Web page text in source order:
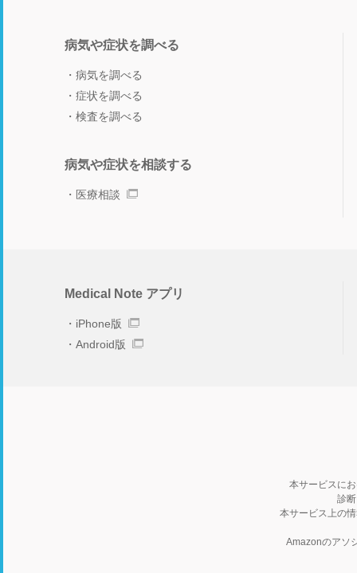
病気や症状を調べる
病気を調べる
症状を調べる
検査を調べる
病気や症状を相談する
医療相談
Medical Note アプリ
iPhone版
Android版
本サービスに
診
本サービス上の
Amazonのアソ